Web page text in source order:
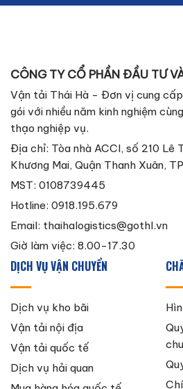
CÔNG TY CỔ PHẦN ĐẦU TƯ
Vận tải Thái Hà - Đơn vị cung
gói với nhiều năm kinh nghiệm
thạo nghiệp vụ.
Địa chỉ: Tòa nhà ACCI, số 210 Lê
Khương Mai, Quận Thanh Xuân,
MST: 0108739445
Hotline: 0918.195.679
Email: thaihalogistics@gothl.vn
Giờ làm việc: 8.00-17.30
DỊCH VỤ VẬN CHUYỂN
Dịch vụ kho bãi
Vận tải nội địa
Vận tải quốc tế
Dịch vụ hải quan